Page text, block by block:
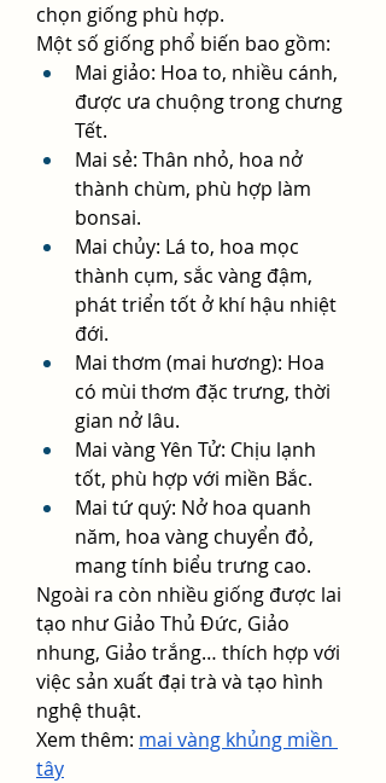
chọn giống phù hợp.
Một số giống phổ biến bao gồm:
Mai giảo: Hoa to, nhiều cánh,
được ưa chuộng trong chưng
Tết.
Mai sẻ: Thân nhỏ, hoa nở
thành chùm, phù hợp làm
bonsai.
Mai chủy: Lá to, hoa mọc
thành cụm, sắc vàng đậm,
phát triển tốt ở khí hậu nhiệt
đới.
Mai thơm (mai hương): Hoa
có mùi thơm đặc trưng, thời
gian nở lâu.
Mai vàng Yên Tử: Chịu lạnh
tốt, phù hợp với miền Bắc.
Mai tứ quý: Nở hoa quanh
năm, hoa vàng chuyển đỏ,
mang tính biểu trưng cao.
Ngoài ra còn nhiều giống được lai
tạo như Giảo Thủ Đức, Giảo
nhung, Giảo trắng… thích hợp với
việc sản xuất đại trà và tạo hình
nghệ thuật.
Xem thêm: mai vàng khủng miền
tây